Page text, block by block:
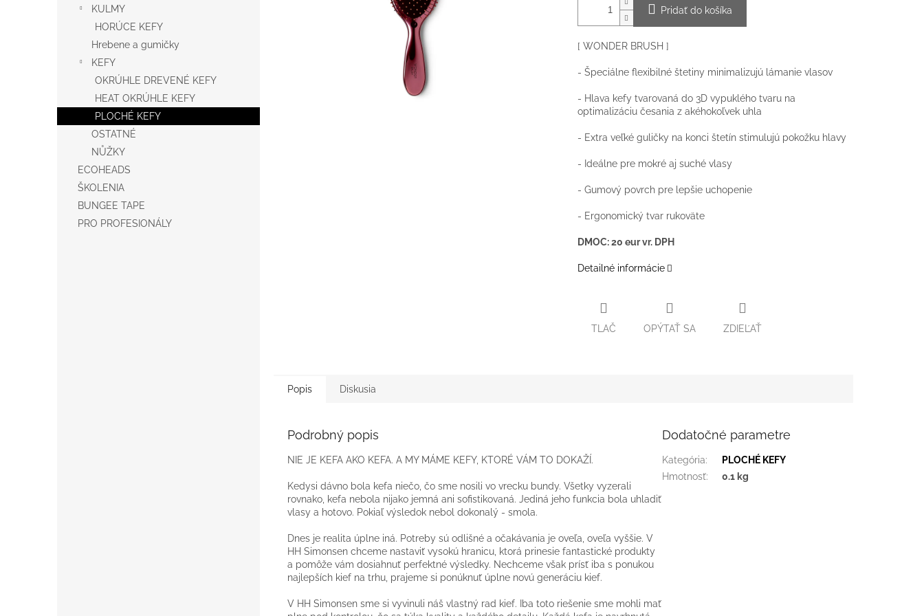
KULMY
HORÚCE KEFY
Hrebene a gumičky
KEFY
OKRÚHLE DREVENÉ KEFY
HEAT OKRÚHLE KEFY
PLOCHÉ KEFY
OSTATNÉ
NŮŽKY
ECOHEADS
ŠKOLENIA
BUNGEE TAPE
PRO PROFESIONÁLY
Pridať do košíka
[ WONDER BRUSH ]
- Špeciálne flexibilné štetiny minimalizujú lámanie vlasov
- Hlava kefy tvarovaná do 3D vypuklého tvaru na
optimalizáciu česania z akéhokoľvek uhla
- Extra veľké guličky na konci štetín stimulujú pokožku hlavy
- Ideálne pre mokré aj suché vlasy
- Gumový povrch pre lepšie uchopenie
- Ergonomický tvar rukoväte
DMOC: 20 eur vr. DPH
Detailné informácie
TLAČ OPÝTAŤ SA ZDIEĽAŤ
Popis Diskusia
Podrobný popis
NIE JE KEFA AKO KEFA. A MY MÁME KEFY, KTORÉ VÁM TO DOKAŽÍ.
Kedysi dávno bola kefa niečo, čo sme nosili vo vrecku bundy. Všetky vyzerali
rovnako, kefa nebola nijako jemná ani sofistikovaná. Jediná jeho funkcia bola uhladiť
vlasy a hotovo. Pokiaľ výsledok nebol dokonalý - smola.
Dnes je realita úplne iná. Potreby sú odlišné a očakávania je oveľa, oveľa vyššie. V
HH Simonsen chceme nastaviť vysokú hranicu, ktorá prinesie fantastické produkty
a pomôže vám dosiahnuť perfektné výsledky. Nechceme však prísť iba s ponukou
najlepších kief na trhu, prajeme si ponúknuť úplne novú generáciu kief.
V HH Simonsen sme si vyvinuli náš vlastný rad kief. Iba toto riešenie sme mohli mať
Dodatočné parametre
Kategória:
PLOCHÉ KEFY
Hmotnosť: 0.1 kg